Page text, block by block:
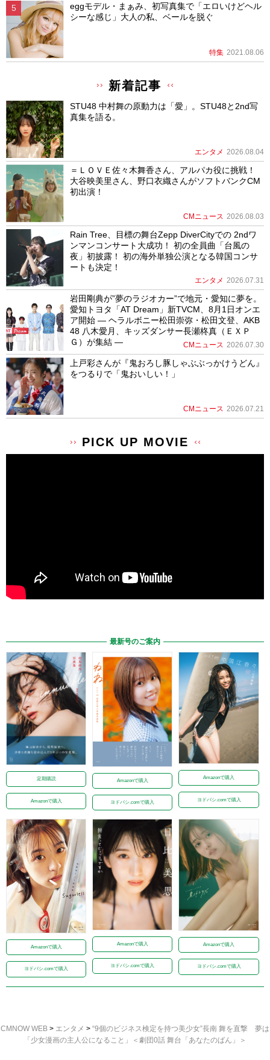
eggモデル・まぁみ、初写真集で「エロいけどヘル
シーな感じ」大人の私、ベールを脱ぐ
特集 2021.08.06
新着記事
STU48 中村舞の原動力は「愛」。STU48と2nd写
真集を語る。
エンタメ 2026.08.04
＝ＬＯＶＥ佐々木舞香さん、アルパカ役に挑戦！
大谷映美里さん、野口衣織さんがソフトバンクCM
初出演！
CMニュース 2026.08.03
Rain Tree、目標の舞台Zepp DiverCityでの 2ndワ
ンマンコンサート大成功！ 初の全員曲「台風の
夜」初披露！ 初の海外単独公演となる韓国コンサ
ートも決定！
エンタメ 2026.07.31
岩田剛典が”夢のラジオカー”で地元・愛知に夢を。
愛知トヨタ「AT Dream」新TVCM、8月1日オンエ
ア開始 ― ヘラルボニー松田崇弥・松田文登、AKB
48 八木愛月、キッズダンサー長瀬柊真（ＥＸＰ
Ｇ）が集結 ―
CMニュース 2026.07.30
上戸彩さんが『鬼おろし豚しゃぶぶっかけうどん』
をつるりで「鬼おいしい！」
CMニュース 2026.07.21
PICK UP MOVIE
最新号のご案内
定期購読
Amazonで購入
Amazonで購入
ヨドバシ.comで購入
Amazonで購入
ヨドバシ.comで購入
Amazonで購入
ヨドバシ.comで購入
Amazonで購入
ヨドバシ.comで購入
Amazonで購入
ヨドバシ.comで購入
CMNOW WEB > エンタメ > “9個のビジネス検定を持つ美少女”長南 舞を直撃 夢は
「少女漫画の主人公になること」＜劇団0話 舞台「あなたのばん」＞